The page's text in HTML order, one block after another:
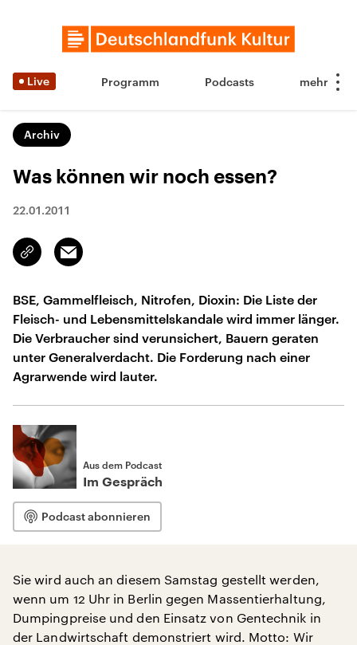
Live Programm Podcasts
Archiv
Was können wir noch essen?
22.01.2011
Link
kopieren/teilen
Email
BSE, Gammelfleisch, Nitrofen, Dioxin: Die Liste der
Fleisch- und Lebensmittelskandale wird immer länger.
Die Verbraucher sind verunsichert, Bauern geraten
unter Generalverdacht. Die Forderung nach einer
Agrarwende wird lauter.
Aus dem Podcast
Im Gespräch
Podcast abonnieren
Sie wird auch an diesem Samstag gestellt werden,
wenn um 12 Uhr in Berlin gegen Massentierhaltung,
Dumpingpreise und den Einsatz von Gentechnik in
der Landwirtschaft demonstriert wird. Motto: Wir